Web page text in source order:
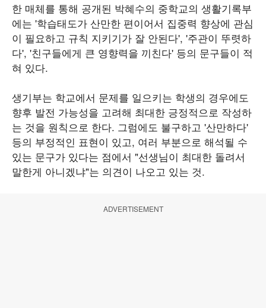
한 매체를 통해 공개된 박혜수의 중학교의 생활기록부
에는 '학습태도가 산만한 편이어서 집중력 향상에 관심
이 필요하고 규칙 지키기가 잘 안된다', '주관이 뚜렷하
다', '친구들에게 큰 영향력을 끼친다' 등의 문구들이 적
혀 있다.
생기부는 학교에서 문제를 일으키는 학생의 경우에도
향후 발전 가능성을 고려해 최대한 긍정적으로 작성하
는 것을 원칙으로 한다. 그럼에도 불구하고 '산만하다'
등의 부정적인 표현이 있고, 여러 부분으로 해석될 수
있는 문구가 있다는 점에서 "선생님이 최대한 돌려서
말한게 아니겠냐"는 의견이 나오고 있는 것.
ADVERTISEMENT